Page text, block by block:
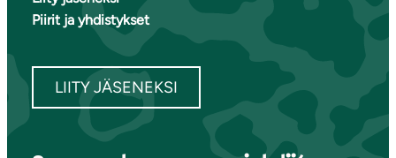
Piirit ja yhdistykset
LIITY JÄSENEKSI